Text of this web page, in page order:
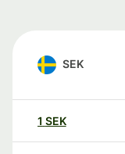
SEK
1 SEK